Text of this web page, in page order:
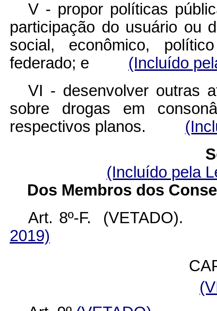
V - propor políticas
participação do usuário ou
social, econômico,
federado; e (Incluído
VI - desenvolver outras
sobre drogas em
respectivos planos.
(Incluído pela
Dos Membros dos
Art. 8º-F.
2019)